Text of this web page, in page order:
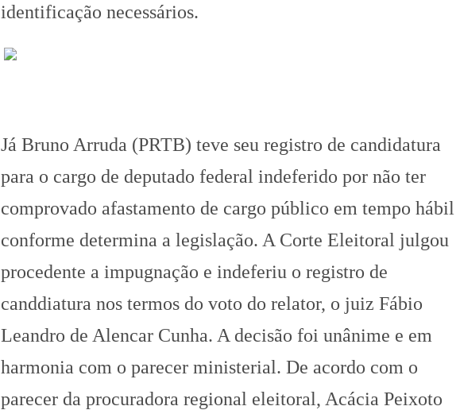
identificação necessários.
Já Bruno Arruda (PRTB) teve seu registro de candidatura
para o cargo de deputado federal indeferido por não ter
comprovado afastamento de cargo público em tempo hábil
conforme determina a legislação. A Corte Eleitoral julgou
procedente a impugnação e indeferiu o registro de
canddiatura nos termos do voto do relator, o juiz Fábio
Leandro de Alencar Cunha. A decisão foi unânime e em
harmonia com o parecer ministerial. De acordo com o
parecer da procuradora regional eleitoral, Acácia Peixoto